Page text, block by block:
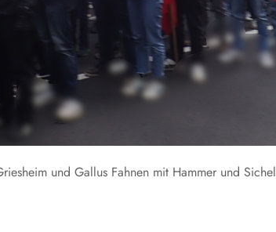
und Gallus Fahnen mit Hammer und Sichel